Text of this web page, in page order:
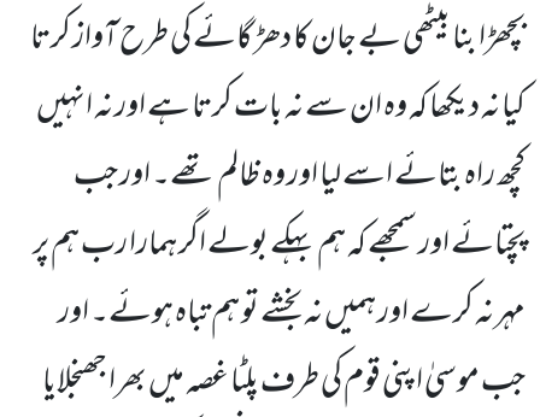
بچھڑا بنا بیٹھی بے جان کا دھڑ گائے کی طرح آواز کرتا
کیا نہ دیکھا کہ وہ ان سے نہ بات کرتا ہے اور نہ انہیں
کچھ راہ بتائے اسے لیا اور وہ ظالم تھے۔ اور جب
پچتائے اور سمجھے کہ ہم بہکے بولے اگر ہمارا رب ہم پر
مہر نہ کرے اور ہمیں نہ بخشے تو ہم تباہ ہوئے۔ اور
جب موسیٰ اپنی قوم کی طرف پلٹا غصہ میں بھرا جھنجلایا